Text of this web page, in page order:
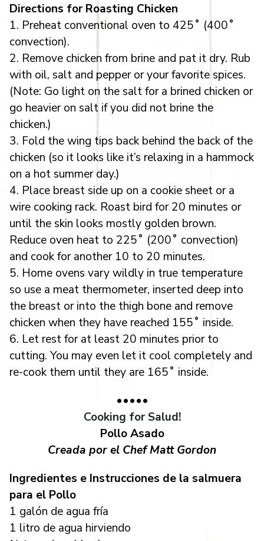
Directions for Roasting Chicken
1. Preheat conventional oven to 425˚ (400˚
convection).
2. Remove chicken from brine and pat it dry. Rub
with oil, salt and pepper or your favorite spices.
(Note: Go light on the salt for a brined chicken or
go heavier on salt if you did not brine the
chicken.)
3. Fold the wing tips back behind the back of the
chicken (so it looks like it’s relaxing in a hammock
on a hot summer day.)
4. Place breast side up on a cookie sheet or a
wire cooking rack. Roast bird for 20 minutes or
until the skin looks mostly golden brown.
Reduce oven heat to 225˚ (200˚ convection)
and cook for another 10 to 20 minutes.
5. Home ovens vary wildly in true temperature
so use a meat thermometer, inserted deep into
the breast or into the thigh bone and remove
chicken when they have reached 155˚ inside.
6. Let rest for at least 20 minutes prior to
cutting. You may even let it cool completely and
re-cook them until they are 165˚ inside.
•••••
Cooking for Salud!
Pollo Asado
Creada por el Chef Matt Gordon
Ingredientes e Instrucciones de la salmuera
para el Pollo
1 galón de agua fría
1 litro de agua hirviendo